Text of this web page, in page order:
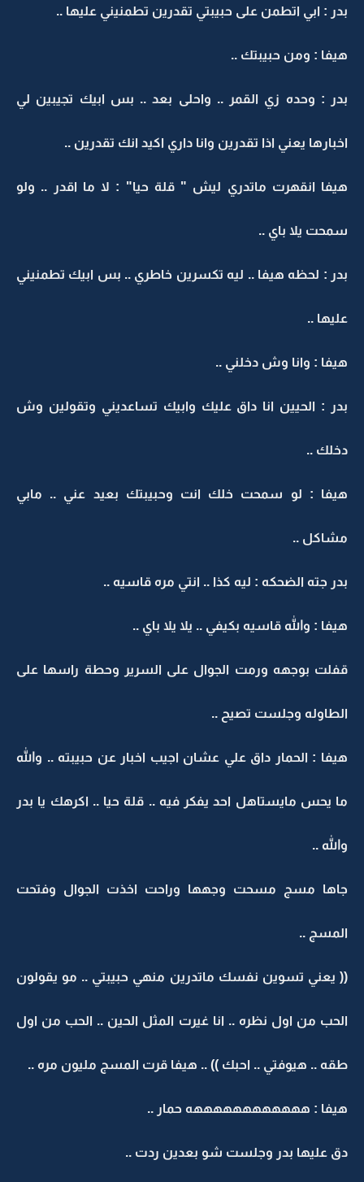
بدر : ابي اتطمن على حبيبتي تقدرين تطمنيني عليها ..
هيفا : ومن حبيبتك ..
بدر : وحده زي القمر .. واحلى بعد .. بس ابيك تجيبين لي
اخبارها يعني اذا تقدرين وانا داري اكيد انك تقدرين ..
هيفا انقهرت ماتدري ليش " قلة حيا" : لا ما اقدر .. ولو
سمحت يلا باي ..
بدر : لحظه هيفا .. ليه تكسرين خاطري .. بس ابيك تطمنيني
عليها ..
هيفا : وانا وش دخلني ..
بدر : الحيين انا داق عليك وابيك تساعديني وتقولين وش
دخلك ..
هيفا : لو سمحت خلك انت وحبيبتك بعيد عني .. مابي
مشاكل ..
بدر جته الضحكه : ليه كذا .. انتي مره قاسيه ..
هيفا : والله قاسيه بكيفي .. يلا يلا باي ..
قفلت بوجهه ورمت الجوال على السرير وحطة راسها على
الطاوله وجلست تصيح ..
هيفا : الحمار داق علي عشان اجيب اخبار عن حبيبته .. والله
ما يحس مايستاهل احد يفكر فيه .. قلة حيا .. اكرهك يا بدر
والله ..
جاها مسج مسحت وجهها وراحت اخذت الجوال وفتحت
المسج ..
(( يعني تسوين نفسك ماتدرين منهي حبيبتي .. مو يقولون
الحب من اول نظره .. انا غيرت المثل الحين .. الحب من اول
طقه .. هيوفتي .. احبك )) .. هيفا قرت المسج مليون مره ..
هيفا : ههههههههههههه حمار ..
دق عليها بدر وجلست شو بعدين ردت ..